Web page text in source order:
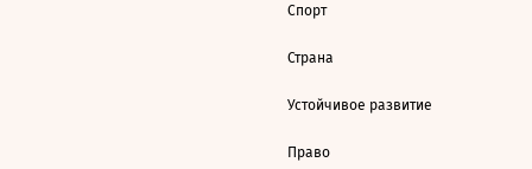
Спорт
Страна
Устойчивое развитие
Право